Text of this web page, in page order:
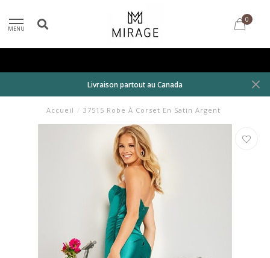
MENU
0
Livraison partout au Canada
Accueil / 37515 Robe À Corset En Satin Argent